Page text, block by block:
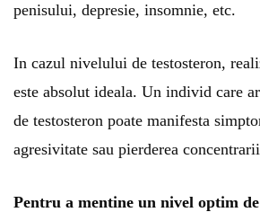
penisului, depresie, insomnie, etc.
In cazul nivelului de testosteron,
este absolut ideala. Un individ care
de testosteron poate manifesta
agresivitate sau pierderea
Pentru a mentine un nivel optim